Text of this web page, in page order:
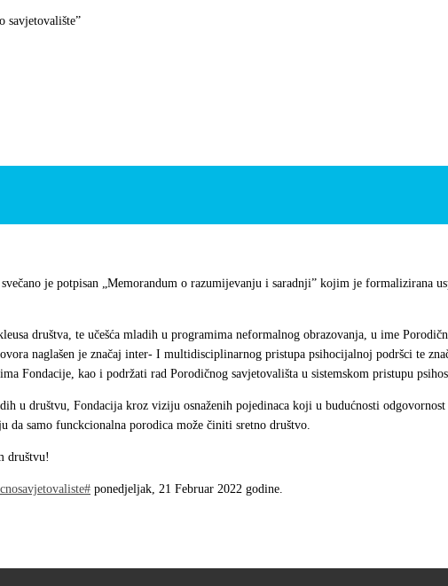
savjetovalište”
je potpisan „Memorandum o razumijevanju i saradnji” kojim je formalizirana
društva, te učešća mladih u programima neformalnog obrazovanja, u ime
naglašen je značaj inter- I multidisciplinarnog pristupa psihocijalnoj podršci te
Fondacije, kao i podržati rad Porodičnog savjetovališta u sistemskom pristupu
u društvu, Fondacija kroz viziju osnaženih pojedinaca koji u budućnosti
da samo funckcionalna porodica može činiti sretno društvo.
društvu!
ponedjeljak, 21 Februar 2022 godine.